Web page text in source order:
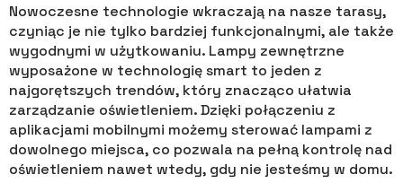
Nowoczesne technologie wkraczają na nasze tarasy,
czyniąc je nie tylko bardziej funkcjonalnymi, ale także
wygodnymi w użytkowaniu. Lampy zewnętrzne
wyposażone w technologię smart to jeden z
najgorętszych trendów, który znacząco ułatwia
zarządzanie oświetleniem. Dzięki połączeniu z
aplikacjami mobilnymi możemy sterować lampami z
dowolnego miejsca, co pozwala na pełną kontrolę nad
oświetleniem nawet wtedy, gdy nie jesteśmy w domu.